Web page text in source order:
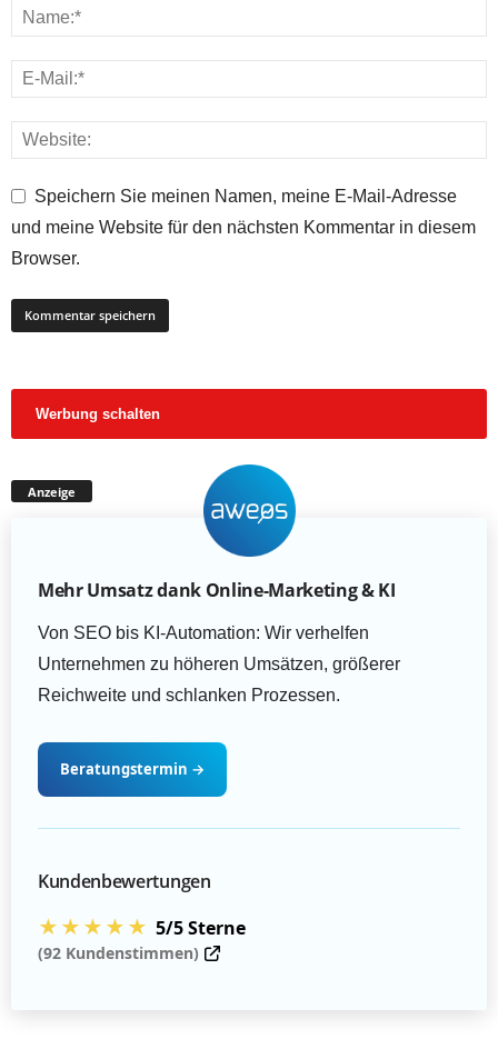
Speichern Sie meinen Namen, meine E-Mail-Adresse
und meine Website für den nächsten Kommentar in diesem
Browser.
Werbung schalten
Anzeige
Mehr Umsatz dank Online-Marketing & KI
Von SEO bis KI-Automation: Wir verhelfen
Unternehmen zu höheren Umsätzen, größerer
Reichweite und schlanken Prozessen.
Beratungstermin →
Kundenbewertungen
★★★★★ 5/5 Sterne
(92 Kundenstimmen)